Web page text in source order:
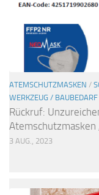
ATEMSCHUTZMASKEN /
WERKZEUG / BAUBEDARF
Rückruf:
Atemschutzmasken
3 AUG., 2023